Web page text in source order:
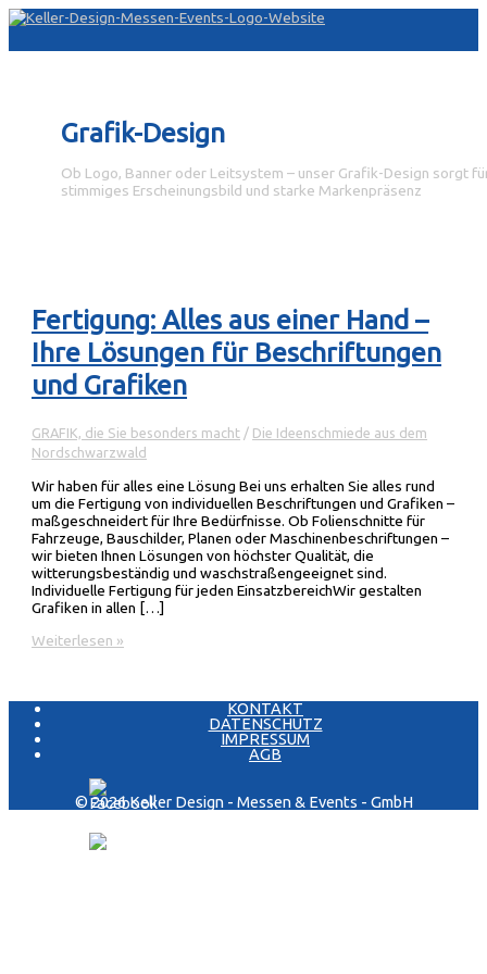
Zum
springen
Grafik-Design
Ob Logo, Banner oder Leitsystem – unser Grafik-Design sorgt
stimmiges Erscheinungsbild und starke Markenpräsenz
Fertigung: Alles aus einer Hand –
Ihre Lösungen für Beschriftungen
und Grafiken
GRAFIK, die Sie besonders macht / Die Ideenschmiede aus dem
Nordschwarzwald
Wir haben für alles eine Lösung Bei uns erhalten Sie alles rund
um die Fertigung von individuellen Beschriftungen und Grafiken –
maßgeschneidert für Ihre Bedürfnisse. Ob Folienschnitte für
Fahrzeuge, Bauschilder, Planen oder Maschinenbeschriftungen –
wir bieten Ihnen Lösungen von höchster Qualität, die
witterungsbeständig und waschstraßengeeignet sind.
Individuelle Fertigung für jeden EinsatzbereichWir gestalten
Grafiken in allen […]
Fertigung:
Hand
–
Ihre
Lösungen
Beschriftungen
und
Weiterlesen »
KONTAKT
DATENSCHUTZ
IMPRESSUM
AGB
© 2026 Keller Design - Messen & Events - GmbH